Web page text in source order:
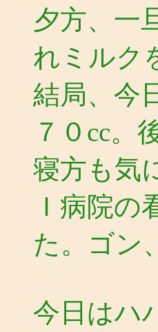
夕方、一
れミルク
結局、今
７０cc。
寝方も気
Ｉ病院
た。ゴン
今日はハ